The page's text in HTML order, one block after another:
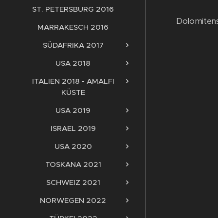
ST. PETERSBURG 2016
MARRAKESCH 2016
SÜDAFRIKA 2017
USA 2018
ITALIEN 2018 - AMALFI
KÜSTE
USA 2019
ISRAEL 2019
USA 2020
TOSKANA 2021
SCHWEIZ 2021
NORWEGEN 2022